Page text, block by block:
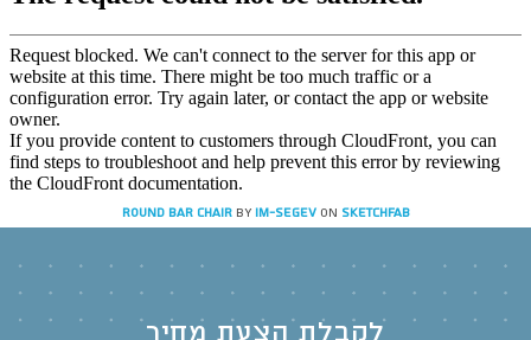
Round Bar Chair by IM-SEGEV on Sketchfab
לקבלת הצעת מחיר